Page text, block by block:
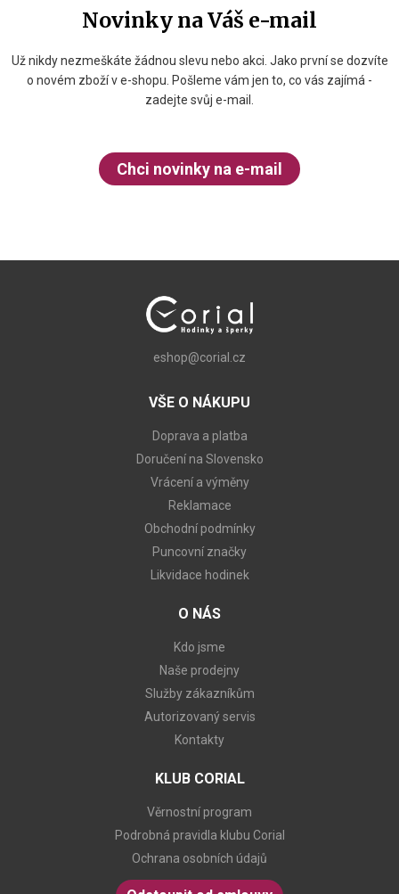
Novinky na Váš e-mail
Už nikdy nezmeškáte žádnou slevu nebo akci. Jako první se dozvíte
o novém zboží v e-shopu. Pošleme vám jen to, co vás zajímá -
zadejte svůj e-mail.
Chci novinky na e-mail
eshop@corial.cz
VŠE O NÁKUPU
Doprava a platba
Doručení na Slovensko
Vrácení a výměny
Reklamace
Obchodní podmínky
Puncovní značky
Likvidace hodinek
O NÁS
Kdo jsme
Naše prodejny
Služby zákazníkům
Autorizovaný servis
Kontakty
KLUB CORIAL
Věrnostní program
Podrobná pravidla klubu Corial
Ochrana osobních údajů